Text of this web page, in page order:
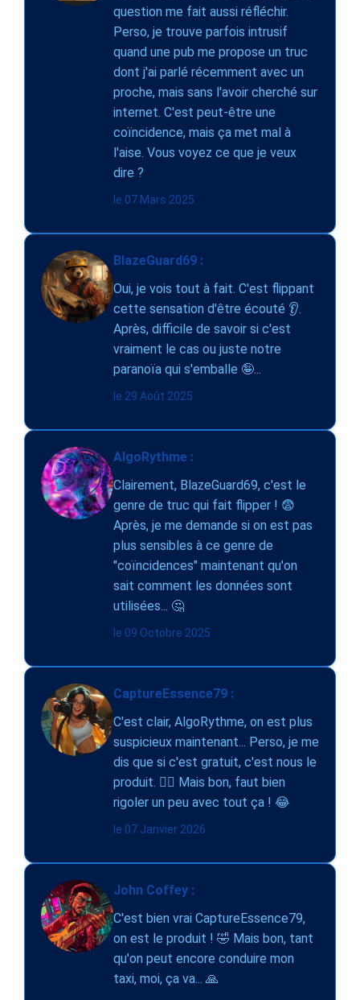
question me fait aussi réfléchir.
Perso, je trouve parfois intrusif
quand une pub me propose un truc
dont j'ai parlé récemment avec un
proche, mais sans l'avoir cherché sur
internet. C'est peut-être une
coïncidence, mais ça met mal à
l'aise. Vous voyez ce que je veux
dire ?
le 07 Mars 2025
BlazeGuard69 :
Oui, je vois tout à fait. C'est flippant
cette sensation d'être écouté 👂.
Après, difficile de savoir si c'est
vraiment le cas ou juste notre
paranoïa qui s'emballe 🤪...
le 29 Août 2025
AlgoRythme :
Clairement, BlazeGuard69, c'est le
genre de truc qui fait flipper ! 😨
Après, je me demande si on est pas
plus sensibles à ce genre de
"coïncidences" maintenant qu'on
sait comment les données sont
utilisées... 🤔
le 09 Octobre 2025
CaptureEssence79 :
C'est clair, AlgoRythme, on est plus
suspicieux maintenant... Perso, je me
dis que si c'est gratuit, c'est nous le
produit. 🤷‍♂️ Mais bon, faut bien
rigoler un peu avec tout ça ! 😂
le 07 Janvier 2026
John Coffey :
C'est bien vrai CaptureEssence79,
on est le produit ! 🤣 Mais bon, tant
qu'on peut encore conduire mon
taxi, moi, ça va... 🙏